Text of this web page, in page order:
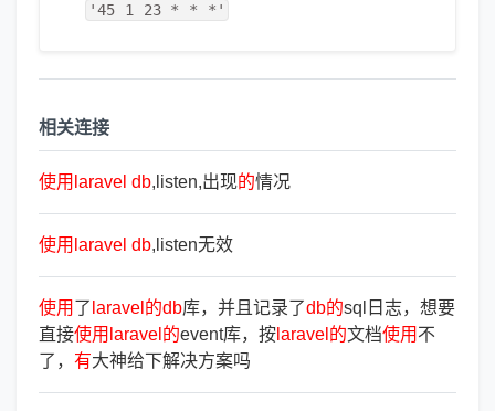
'45 1 23 * * *'
相关连接
使用 laravel db,listen,出现的情况
使用 laravel db,listen无效
使用 了 laravel 的db库，并且记录了db的sql日志，想要
直接使用 laravel 的event库，按 laravel 的文档使用 不
了， 有大神给下解决方案吗